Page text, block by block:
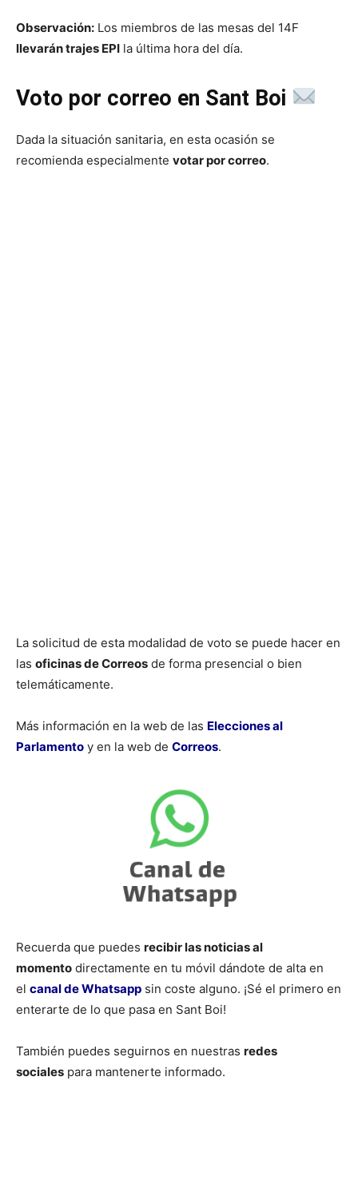
Observación: Los miembros de las mesas del 14F
llevarán trajes EPI la última hora del día.
Voto por correo en Sant Boi
Dada la situación sanitaria, en esta ocasión se
recomienda especialmente votar por correo.
La solicitud de esta modalidad de voto se puede hacer en
las oficinas de Correos de forma presencial o bien
telemáticamente.
Más información en la web de las Elecciones al
Parlamento y en la web de Correos.
Recuerda que puedes recibir las noticias al
momento directamente en tu móvil dándote de alta en
el canal de Whatsapp sin coste alguno. ¡Sé el primero en
enterarte de lo que pasa en Sant Boi!
También puedes seguirnos en nuestras redes
sociales para mantenerte informado.